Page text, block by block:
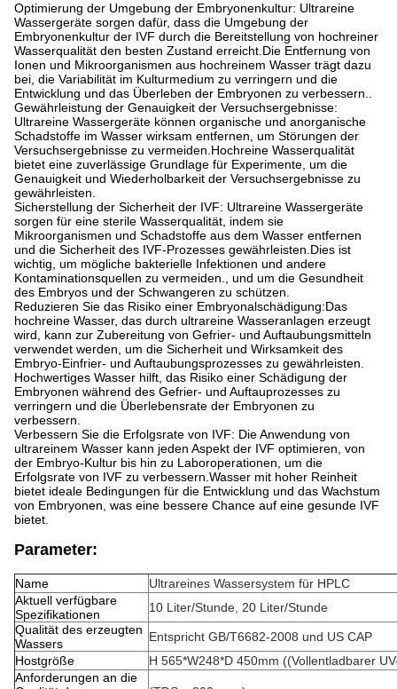
Optimierung der Umgebung der Embryonenkultur: Ultrareine
Wassergeräte sorgen dafür, dass die Umgebung der
Embryonenkultur der IVF durch die Bereitstellung von hochreiner
Wasserqualität den besten Zustand erreicht.Die Entfernung von
Ionen und Mikroorganismen aus hochreinem Wasser trägt dazu
bei, die Variabilität im Kulturmedium zu verringern und die
Entwicklung und das Überleben der Embryonen zu verbessern..
Gewährleistung der Genauigkeit der Versuchsergebnisse:
Ultrareine Wassergeräte können organische und anorganische
Schadstoffe im Wasser wirksam entfernen, um Störungen der
Versuchsergebnisse zu vermeiden.Hochreine Wasserqualität
bietet eine zuverlässige Grundlage für Experimente, um die
Genauigkeit und Wiederholbarkeit der Versuchsergebnisse zu
gewährleisten.
Sicherstellung der Sicherheit der IVF: Ultrareine Wassergeräte
sorgen für eine sterile Wasserqualität, indem sie
Mikroorganismen und Schadstoffe aus dem Wasser entfernen
und die Sicherheit des IVF-Prozesses gewährleisten.Dies ist
wichtig, um mögliche bakterielle Infektionen und andere
Kontaminationsquellen zu vermeiden., und um die Gesundheit
des Embryos und der Schwangeren zu schützen.
Reduzieren Sie das Risiko einer Embryonalschädigung:Das
hochreine Wasser, das durch ultrareine Wasseranlagen erzeugt
wird, kann zur Zubereitung von Gefrier- und Auftaubungsmitteln
verwendet werden, um die Sicherheit und Wirksamkeit des
Embryo-Einfrier- und Auftaubungsprozesses zu gewährleisten.
Hochwertiges Wasser hilft, das Risiko einer Schädigung der
Embryonen während des Gefrier- und Auftauprozesses zu
verringern und die Überlebensrate der Embryonen zu
verbessern.
Verbessern Sie die Erfolgsrate von IVF: Die Anwendung von
ultrareinem Wasser kann jeden Aspekt der IVF optimieren, von
der Embryo-Kultur bis hin zu Laboroperationen, um die
Erfolgsrate von IVF zu verbessern.Wasser mit hoher Reinheit
bietet ideale Bedingungen für die Entwicklung und das Wachstum
von Embryonen, was eine bessere Chance auf eine gesunde IVF
bietet.
Parameter:
Name
Ultrareines Wassersystem für HPLC
Aktuell verfügbare
Spezifikationen
10 Liter/Stunde, 20 Liter/Stunde
Qualität des erzeugten
Wassers
Entspricht GB/T6682-2008 und US CAP
Hostgröße
H 565*W248*D 450mm ((Vollentladbarer
Anforderungen an die